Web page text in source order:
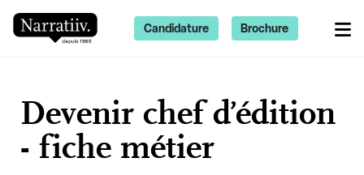
Devenir chef d’édition
- fiche métier
Candidature Brochure